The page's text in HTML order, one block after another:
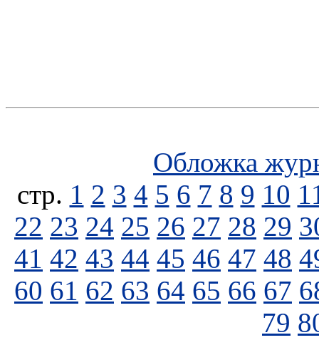
Обложка
стp. 1 2 3 4 5 6 7 8 9 10
22 23 24 25 26 27 28 29
41 42 43 44 45 46 47 48
60 61 62 63 64 65 66 67
79